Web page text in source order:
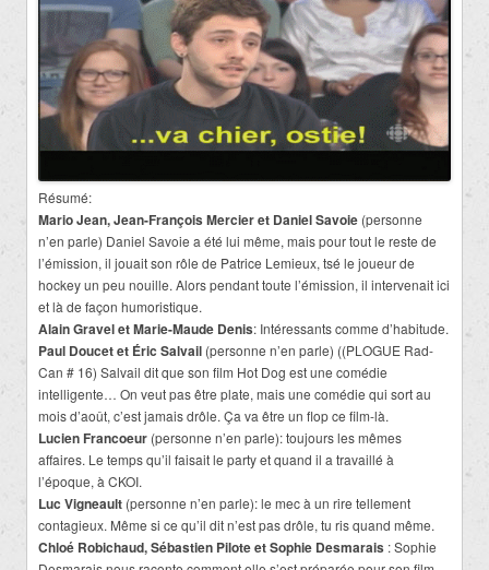
Résumé:
Mario Jean, Jean-François Mercier et Daniel Savoie (personne
n’en parle) Daniel Savoie a été lui même, mais pour tout le reste de
l’émission, il jouait son rôle de Patrice Lemieux, tsé le joueur de
hockey un peu nouille. Alors pendant toute l’émission, il intervenait ici
et là de façon humoristique.
Alain Gravel et Marie-Maude Denis: Intéressants comme d’habitude.
Paul Doucet et Éric Salvail (personne n’en parle) ((PLOGUE Rad-
Can # 16) Salvail dit que son film Hot Dog est une comédie
intelligente… On veut pas être plate, mais une comédie qui sort au
mois d’août, c’est jamais drôle. Ça va être un flop ce film-là.
Lucien Francoeur (personne n’en parle): toujours les mêmes
affaires. Le temps qu’il faisait le party et quand il a travaillé à
l’époque, à CKOI.
Luc Vigneault (personne n’en parle): le mec à un rire tellement
contagieux. Même si ce qu’il dit n’est pas drôle, tu ris quand même.
Chloé Robichaud, Sébastien Pilote et Sophie Desmarais : Sophie